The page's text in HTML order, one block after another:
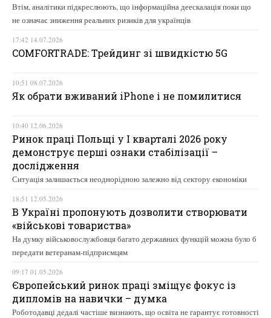
Втім, аналітики підкреслюють, що інформаційна деескалація поки що
не означає зниження реальних ризиків для українців
17:42 14.07.2026
COMFORTRADE: Трейдинг зі швидкістю 5G
10:51 08.07.2026
Як обрати вживаний iPhone і не помилитися
10:40 12.06.2026
Ринок праці Польщі у І кварталі 2026 року
демонструє перші ознаки стабілізації –
дослідження
Ситуація залишається неоднорідною залежно від сектору економіки
18:51 12.05.2026
В Україні пропонують дозволити створювати
«військові товариства»
На думку військовослужбовця багато державних функцій можна було б
передати ветеранам-підприємцям
09:17 01.05.2026
Європейський ринок праці зміщує фокус із
дипломів на навички – думка
Роботодавці дедалі частіше визнають, що освіта не гарантує готовності